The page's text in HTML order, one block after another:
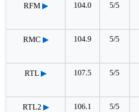
RFM ▶ 104.0 5/5
RMC ▶ 104.9 5/5
RTL ▶ 107.5 5/5
RTL2 ▶ 106.1 5/5